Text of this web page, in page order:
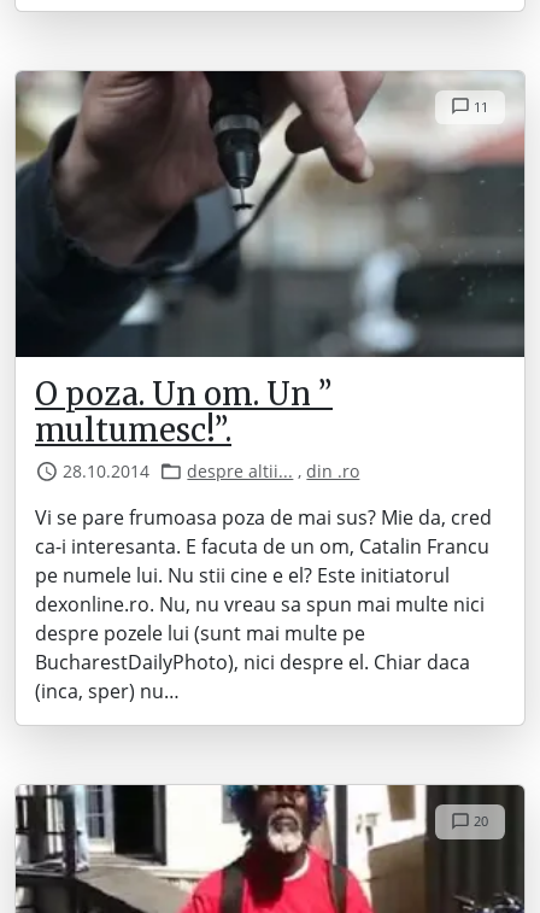
11
O poza. Un om. Un ”
multumesc!”.
28.10.2014 despre altii... ,din .ro
Vi se pare frumoasa poza de mai sus? Mie da, cred
ca-i interesanta. E facuta de un om, Catalin Francu
pe numele lui. Nu stii cine e el? Este initiatorul
dexonline.ro. Nu, nu vreau sa spun mai multe nici
despre pozele lui (sunt mai multe pe
BucharestDailyPhoto), nici despre el. Chiar daca
(inca, sper) nu…
20